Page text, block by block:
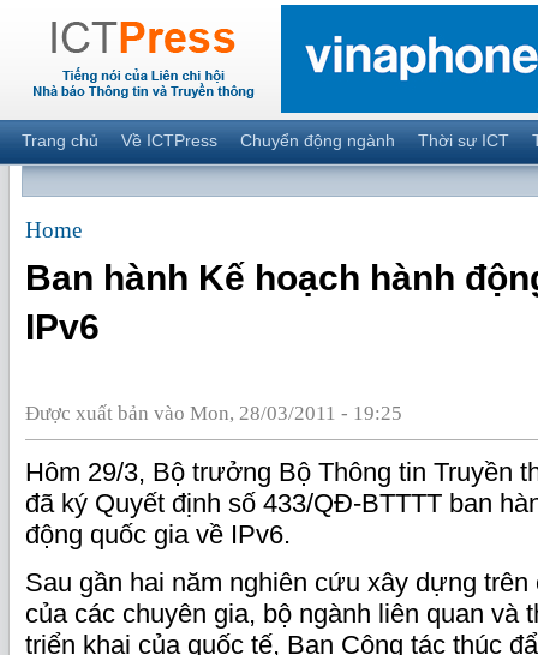
Trang chủ Về ICTPress Chuyển động ngành Thời sự ICT
Home
Ban hành Kế hoạch hành
IPv6
Được xuất bản vào Mon, 28/03/2011 - 19:25
Hôm 29/3, Bộ trưởng Bộ Thông tin Truyền
đã ký Quyết định số 433/QĐ-BTTTT ban
động quốc gia về IPv6.
Sau gần hai năm nghiên cứu xây dựng
của các chuyên gia, bộ ngành liên quan và
triển khai của quốc tế, Ban Công tác thúc